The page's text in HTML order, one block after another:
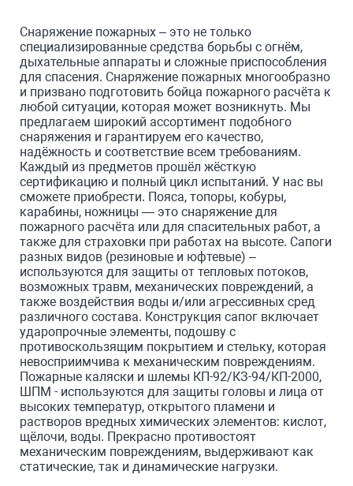
Снаряжение пожарных – это не только
специализированные средства борьбы с огнём,
дыхательные аппараты и сложные приспособления
для спасения. Снаряжение пожарных многообразно
и призвано подготовить бойца пожарного расчёта к
любой ситуации, которая может возникнуть. Мы
предлагаем широкий ассортимент подобного
снаряжения и гарантируем его качество,
надёжность и соответствие всем требованиям.
Каждый из предметов прошёл жёсткую
сертификацию и полный цикл испытаний. У нас вы
сможете приобрести. Пояса, топоры, кобуры,
карабины, ножницы — это снаряжение для
пожарного расчёта или для спасительных работ, а
также для страховки при работах на высоте. Сапоги
разных видов (резиновые и юфтевые) –
используются для защиты от тепловых потоков,
возможных травм, механических повреждений, а
также воздействия воды и/или агрессивных сред
различного состава. Конструкция сапог включает
ударопрочные элементы, подошву с
противоскользящим покрытием и стельку, которая
невосприимчива к механическим повреждениям.
Пожарные каляски и шлемы КП-92/КЗ-94/КП-2000,
ШПМ - используются для защиты головы и лица от
высоких температур, открытого пламени и
растворов вредных химических элементов: кислот,
щёлочи, воды. Прекрасно противостоят
механическим повреждениям, выдерживают как
статические, так и динамические нагрузки.